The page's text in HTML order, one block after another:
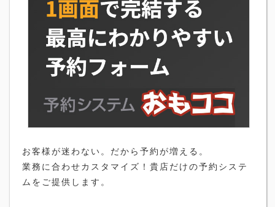
お客様が迷わない。だから予約が増える。
業務に合わせカスタマイズ！貴店だけの予約システ
ムをご提供します。